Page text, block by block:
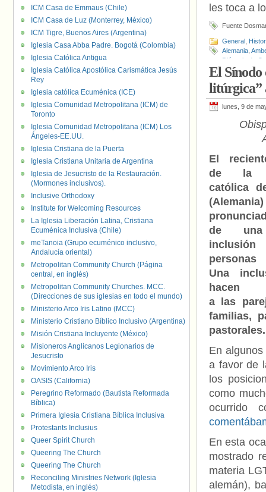
les toca a
Fuente
General
Alemania
Diócesis de
Bonny,Jorge
Maria Woelki,
El Sínodo
litúrgica”
lunes, 9 de
El
de la
católica
de una
Una
hacen
a las
familias,
pastorales.
En
a favor de
los
como
ocurrido
En esta
mostrado
materia
alemán),
ICM Casa de Emmaus (Chile)
ICM Casa de Luz (Monterrey, México)
ICM Tigre, Buenos Aires (Argentina)
Iglesia Casa Abba Padre. Bogotá (Colombia)
Iglesia Católica Antigua
Iglesia Católica Apostólica Carismática Jesús
Rey
Iglesia católica Ecuménica (ICE)
Iglesia Comunidad Metropolitana (ICM) de
Toronto
Iglesia Comunidad Metropolitana (ICM) Los
Ángeles-EE.UU.
Iglesia Cristiana de la Puerta
Iglesia Cristiana Unitaria de Argentina
Iglesia de Jesucristo de la Restauración.
(Mormones inclusivos).
Inclusive Orthodoxy
Institute for Welcoming Resources
La Iglesia Liberación Latina, Cristiana
Ecuménica Inclusiva (Chile)
meTanoia (Grupo ecuménico inclusivo,
Andalucía oriental)
Metropolitan Community Church (Página
central, en inglés)
Metropolitan Community Churches. MCC.
(Direcciones de sus iglesias en todo el mundo)
Ministerio Arco Iris Latino (MCC)
Ministerio Cristiano Bíblico Inclusivo (Argentina)
Misión Cristiana Incluyente (México)
Misioneros Anglicanos Legionarios de
Jesucristo
Movimiento Arco Iris
OASIS (California)
Peregrino Reformado (Bautista Reformada
Bíblica)
Primera Iglesia Cristiana Bíblica Inclusiva
Protestants Inclusius
Queer Spirit Church
Queering The Church
Queering The Church
Reconciling Ministries Network (Iglesia
Metodista, en inglés)